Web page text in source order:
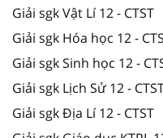
Giải sgk Vật Lí 12 - CTST
Giải sgk Hóa học 12 -
Giải sgk Sinh học 12 -
Giải sgk Lịch Sử 12 -
Giải sgk Địa Lí 12 - CTST